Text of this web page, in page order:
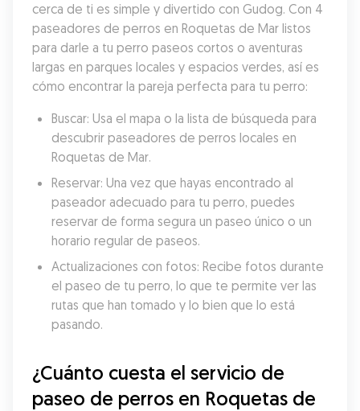
cerca de ti es simple y divertido con Gudog. Con 4
paseadores de perros en Roquetas de Mar listos
para darle a tu perro paseos cortos o aventuras
largas en parques locales y espacios verdes, así es
cómo encontrar la pareja perfecta para tu perro:
Buscar: Usa el mapa o la lista de búsqueda para
descubrir paseadores de perros locales en
Roquetas de Mar.
Reservar: Una vez que hayas encontrado al
paseador adecuado para tu perro, puedes
reservar de forma segura un paseo único o un
horario regular de paseos.
Actualizaciones con fotos: Recibe fotos durante
el paseo de tu perro, lo que te permite ver las
rutas que han tomado y lo bien que lo está
pasando.
¿Cuánto cuesta el servicio de
paseo de perros en Roquetas de